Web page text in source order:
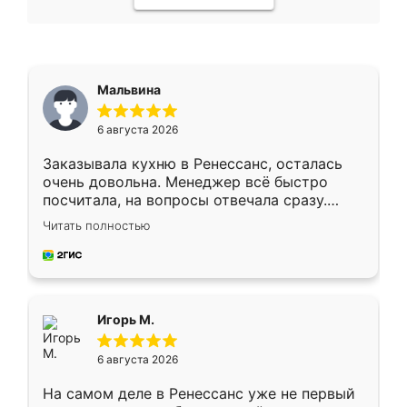
Мальвина
6 августа 2026
Заказывала кухню в Ренессанс, осталась
очень довольна. Менеджер всё быстро
посчитала, на вопросы отвечала сразу.
Замерщик приехал в субботу, подошёл к
делу со всей ответственностью. Собрали
за день, ребята работали аккуратно, даже
Читать полностью
Игорь М.
6 августа 2026
На самом деле в Ренессанс уже не первый